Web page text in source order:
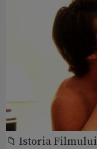
📁 Istoria Filmului